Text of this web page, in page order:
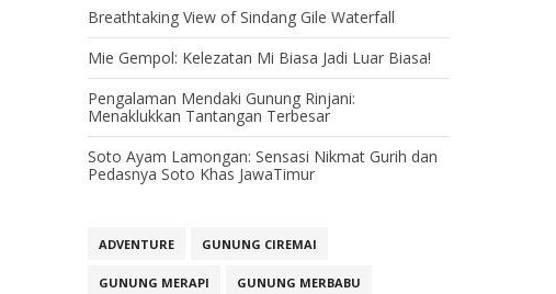
Breathtaking View of Sindang Gile Waterfall
Mie Gempol: Kelezatan Mi Biasa Jadi Luar Biasa!
Pengalaman Mendaki Gunung Rinjani:
Menaklukkan Tantangan Terbesar
Soto Ayam Lamongan: Sensasi Nikmat Gurih dan
Pedasnya Soto Khas JawaTimur
ADVENTURE GUNUNG CIREMAI
GUNUNG MERAPI GUNUNG MERBABU